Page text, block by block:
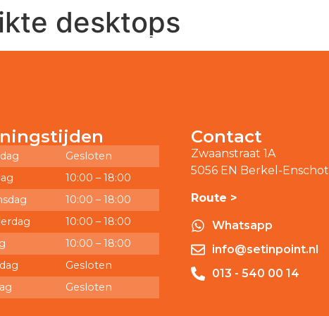
Teamviewer(support)
desktops
Gesloten
10:00 – 18:00
10:00 – 18:00
10:00 – 18:00
10:00 – 18:00
Gesloten
Gesloten
Contact
Zwaanstraat 1A
5056 EN Berkel-Enschot
Route >
Whatsapp
info@setinpoint.nl
013 - 540 00 14